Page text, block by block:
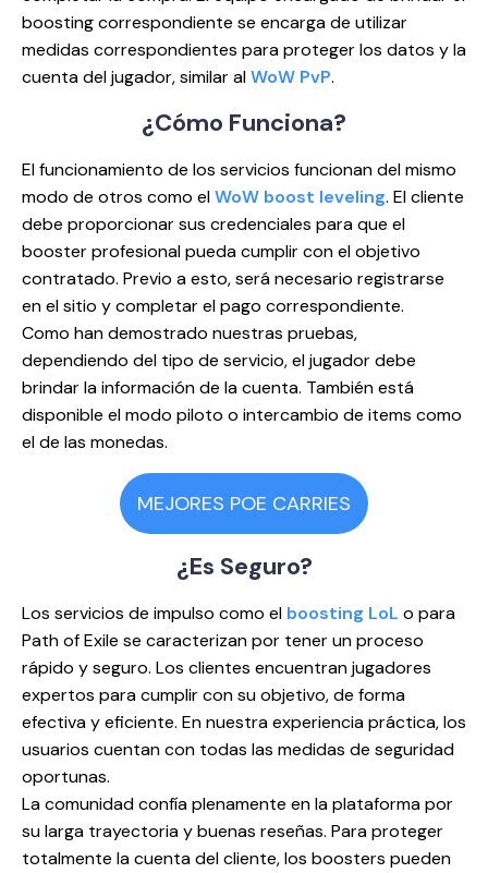
boosting correspondiente se encarga de utilizar
medidas correspondientes para proteger los datos y la
cuenta del jugador, similar alWoW PvP.
¿Cómo Funciona?
El funcionamiento de los servicios funcionan del mismo
modo de otros como elWoW boost leveling. El cliente
debe proporcionar sus credenciales para que el
booster profesional pueda cumplir con el objetivo
contratado. Previo a esto, será necesario registrarse
en el sitio y completar el pago correspondiente.
Como han demostrado nuestras pruebas,
dependiendo del tipo de servicio, el jugador debe
brindar la información de la cuenta. También está
disponible el modo piloto o intercambio de items como
el de las monedas.
MEJORES POE CARRIES
¿Es Seguro?
Los servicios de impulso como el boosting LoL o para
Path of Exile se caracterizan por tener un proceso
rápido y seguro. Los clientes encuentran jugadores
expertos para cumplir con su objetivo, de forma
efectiva y eficiente. En nuestra experiencia práctica, los
usuarios cuentan con todas las medidas de seguridad
oportunas.
La comunidad confía plenamente en la plataforma por
su larga trayectoria y buenas reseñas. Para proteger
totalmente la cuenta del cliente, los boosters pueden